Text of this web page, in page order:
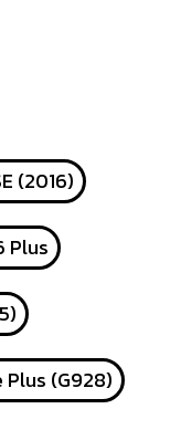
(2016)
Plus
Plus (G928)